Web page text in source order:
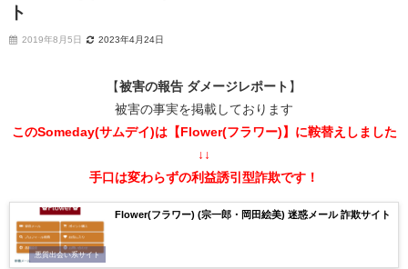
ト
2019年8月5日 2023年4月24日
【被害の報告 ダメージレポート 】
被害の事実を掲載しております
このSomeday(サムデイ)は【Flower(フラワー)】に鞍替えしました
↓↓
手口は変わらずの利益誘引型詐欺です！
悪質出会い系サイト
Flower(フラワー) (宗一郎・岡田絵美) 迷惑メール 詐欺サイト